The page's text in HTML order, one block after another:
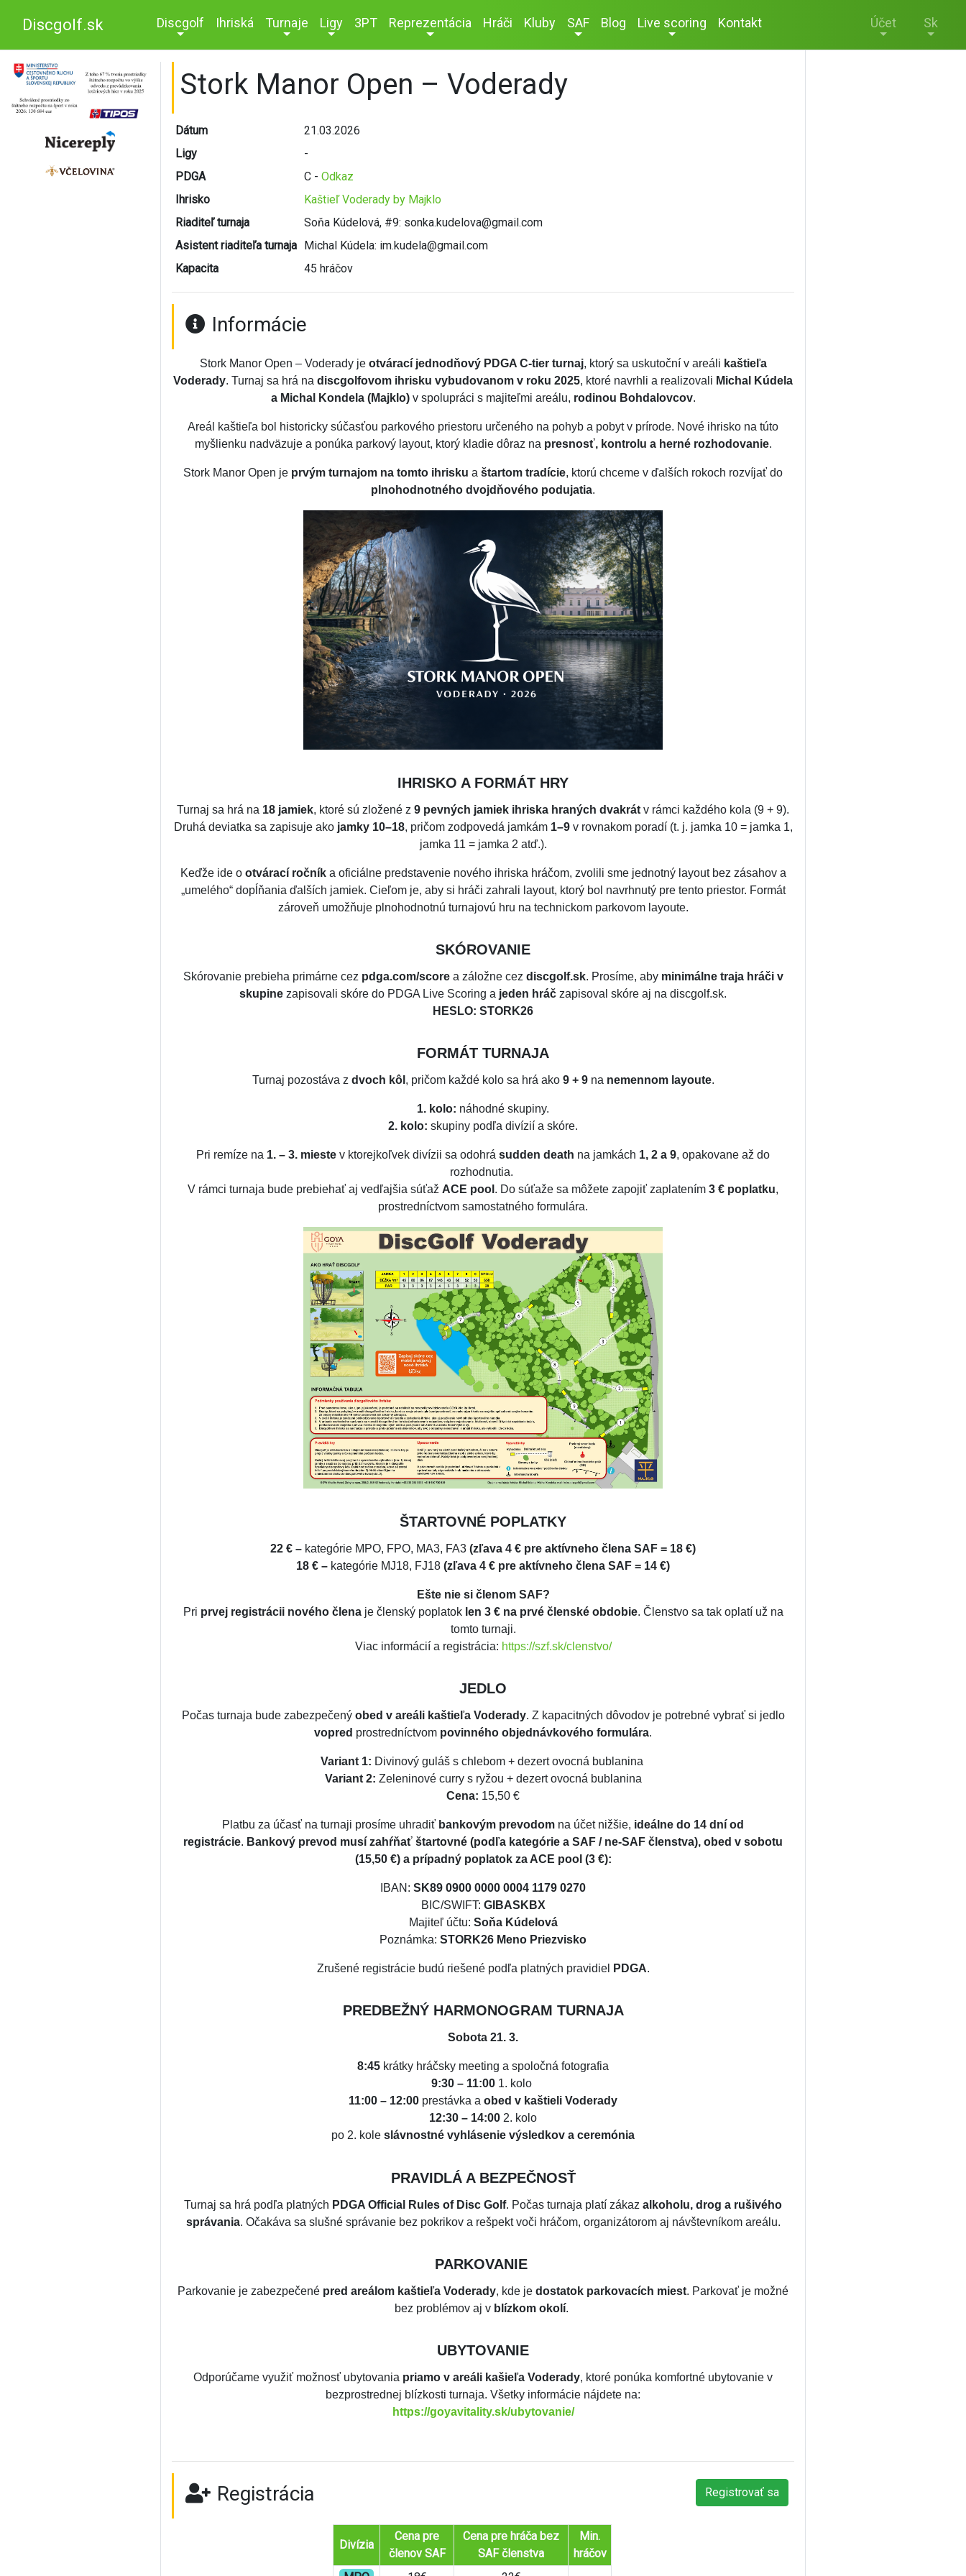
Discgolf.sk Discgolf Ihriská Turnaje Ligy 3PT Reprezentácia Hráči Kluby SAF Blog Live scoring Kontakt Účet Sk
Stork Manor Open – Voderady
Dátum
21.03.2026
Ligy
-
PDGA
C - Odkaz
Ihrisko
Kaštieľ Voderady by Majklo
Riaditeľ turnaja
Soňa Kúdelová, #9: sonka.kudelova@gmail.com
Asistent riaditeľa turnaja Michal Kúdela: im.kudela@gmail.com
Kapacita
45 hráčov
Informácie
Stork Manor Open – Voderady je otvárací jednodňový PDGA C-tier turnaj, ktorý sa uskutoční v areáli kaštieľa
Voderady. Turnaj sa hrá na discgolfovom ihrisku vybudovanom v roku 2025, ktoré navrhli a realizovali Michal Kúdela
a Michal Kondela (Majklo)v spolupráci s majiteľmi areálu, rodinou Bohdalovcov.
Areál kaštieľa bol historicky súčasťou parkového priestoru určeného na pohyb a pobyt v prírode. Nové ihrisko na túto
myšlienku nadväzuje a ponúka parkový layout, ktorý kladie dôraz na presnosť, kontrolu a herné rozhodovanie.
Stork Manor Open je prvým turnajom na tomto ihrisku a štartom tradície, ktorú chceme v ďalších rokoch rozvíjať do
plnohodnotného dvojdňového podujatia.
IHRISKO A FORMÁT HRY
Turnaj sa hrá na 18 jamiek, ktoré sú zložené z 9 pevných jamiek ihriska hraných dvakrát v rámci každého kola (9 + 9).
Druhá deviatka sa zapisuje ako jamky 10–18, pričom zodpovedá jamkám 1–9v rovnakom poradí (t. j. jamka 10 = jamka 1,
jamka 11 = jamka 2 atď.).
Keďže ide o otvárací ročníka oficiálne predstavenie nového ihriska hráčom, zvolili sme jednotný layout bez zásahov a
„umelého“ dopĺňania ďalších jamiek. Cieľom je, aby si hráči zahrali layout, ktorý bol navrhnutý pre tento priestor. Formát
zároveň umožňuje plnohodnotnú turnajovú hru na technickom parkovom layoute.
SKÓROVANIE
Skórovanie prebieha primárne cez pdga.com/scorea záložne cez discgolf.sk. Prosíme, aby minimálne traja hráči v
skupine zapisovali skóre do PDGA Live Scoring a jeden hráč zapisoval skóre aj na discgolf.sk.
HESLO: STORK26
FORMÁT TURNAJA
Turnaj pozostáva z dvoch kôl , pričom každé kolo sa hrá ako 9 + 9na nemennom layoute.
1. kolo: náhodné skupiny.
2. kolo: skupiny podľa divízií a skóre.
Pri remíze na 1. – 3. mieste v ktorejkoľvek divízii sa odohrá sudden death na jamkách 1, 2 a 9, opakovane až do
rozhodnutia.
V rámci turnaja bude prebiehať aj vedľajšia súťaž ACE pool . Do súťaže sa môžete zapojiť zaplatením 3 € poplatku,
prostredníctvom samostatného formulára.
ŠTARTOVNÉ POPLATKY
22 € – kategórie MPO, FPO, MA3, FA3 (zľava 4 € pre aktívneho člena SAF = 18 €)
18 € – kategórie MJ18, FJ18 (zľava 4 € pre aktívneho člena SAF = 14 €)
Ešte nie si členom SAF?
Pri prvej registrácii nového členaje členský poplatok len 3 € na prvé členské obdobie. Členstvo sa tak oplatí už na
tomto turnaji.
Viac informácií a registrácia: https://szf.sk/clenstvo/
JEDLO
Počas turnaja bude zabezpečený obed v areáli kaštieľa Voderady. Z kapacitných dôvodov je potrebné vybrať si jedlo
vopred prostredníctvom povinného objednávkového formulára.
Variant 1: Divinový guláš s chlebom + dezert ovocná bublanina
Variant 2: Zeleninové curry s ryžou + dezert ovocná bublanina
Cena: 15,50 €
Platbu za účasť na turnaji prosíme uhradiť bankovým prevodom na účet nižšie, ideálne do 14 dní od
registrácie. Bankový prevod musí zahŕňať štartovné (podľa kategórie a SAF / ne-SAF členstva), obed v sobotu
(15,50 €) a prípadný poplatok za ACE pool (3 €):
IBAN: SK89 0900 0000 0004 1179 0270
BIC/SWIFT: GIBASKBX
Majiteľ účtu: Soňa Kúdelová
Poznámka: STORK26 Meno Priezvisko
Zrušené registrácie budú riešené podľa platných pravidiel PDGA.
PREDBEŽNÝ HARMONOGRAM TURNAJA
Sobota 21. 3.
8:45 krátky hráčsky meeting a spoločná fotografia
9:30 – 11:00 1. kolo
11:00 – 12:00 prestávka a obed v kaštieli Voderady
12:30 – 14:00 2. kolo
po 2. kole slávnostné vyhlásenie výsledkov a ceremónia
PRAVIDLÁ A BEZPEČNOSŤ
Turnaj sa hrá podľa platných PDGA Official Rules of Disc Golf. Počas turnaja platí zákaz alkoholu, drog a rušivého
správania. Očakáva sa slušné správanie bez pokrikov a rešpekt voči hráčom, organizátorom aj návštevníkom areálu.
PARKOVANIE
Parkovanie je zabezpečené pred areálom kaštieľa Voderady, kde je dostatok parkovacích miest. Parkovať je možné
bez problémov aj v blízkom okolí.
UBYTOVANIE
Odporúčame využiť možnosť ubytovania priamo v areáli kašieľa Voderady, ktoré ponúka komfortné ubytovanie v
bezprostrednej blízkosti turnaja. Všetky informácie nájdete na:
https://goyavitality.sk/ubytovanie/
Registrácia
Divízia
Cena pre
členov SAF
Cena pre hráča bez
SAF členstva
Min.
hráčov